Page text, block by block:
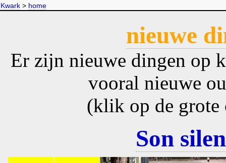
Kwark > home
nieuwe
Er zijn nieuwe dingen op
vooral nieuwe
(klik op de
Son